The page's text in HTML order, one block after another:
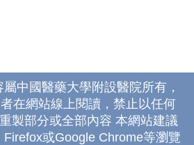
中國醫藥大學附設醫院所有，
在網站線上閱讀，禁止以任何
製部分或全部內容 本網站建議
Firefox或Google Chrome等瀏覽